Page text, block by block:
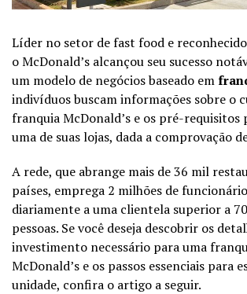
Líder no setor de fast food e
o McDonald’s alcançou seu sucesso
um modelo de negócios baseado em
indivíduos buscam informações sobre o
franquia McDonald’s e os pré-requisitos
uma de suas lojas, dada a comprovação
A rede, que abrange mais de 36 mil
países, emprega 2 milhões de
diariamente a uma clientela superior a
pessoas. Se você deseja descobrir os
investimento necessário para uma
McDonald’s e os passos essenciais para
unidade, confira o artigo a seguir.